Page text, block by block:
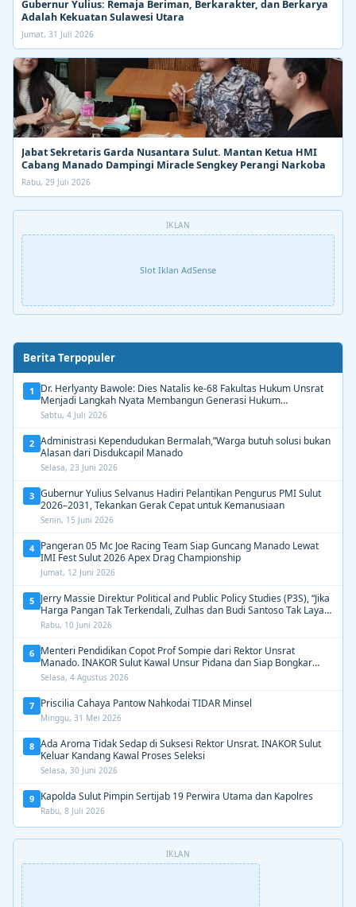
Gubernur Yulius: Remaja Beriman, Berkarakter, dan Berkarya
Adalah Kekuatan Sulawesi Utara
Jumat, 31 Juli 2026
Jabat Sekretaris Garda Nusantara Sulut. Mantan Ketua HMI
Cabang Manado Dampingi Miracle Sengkey Perangi Narkoba
Rabu, 29 Juli 2026
IKLAN
Slot Iklan AdSense
Berita Terpopuler
1
Dr. Herlyanty Bawole: Dies Natalis ke-68 Fakultas Hukum Unsrat
Menjadi Langkah Nyata Membangun Generasi Hukum
Berdampak
Sabtu, 4 Juli 2026
2 Administrasi Kependudukan Bermalah,”Warga butuh solusi bukan
Alasan dari Disdukcapil Manado
Selasa, 23 Juni 2026
3 Gubernur Yulius Selvanus Hadiri Pelantikan Pengurus PMI Sulut
2026–2031, Tekankan Gerak Cepat untuk Kemanusiaan
Senin, 15 Juni 2026
4 Pangeran 05 Mc Joe Racing Team Siap Guncang Manado Lewat
IMI Fest Sulut 2026 Apex Drag Championship
Jumat, 12 Juni 2026
5 Jerry Massie Direktur Political and Public Policy Studies (P3S), “Jika
Harga Pangan Tak Terkendali, Zulhas dan Budi Santoso Tak Layak
Dipertahankan”
Rabu, 10 Juni 2026
6 Menteri Pendidikan Copot Prof Sompie dari Rektor Unsrat
Manado. INAKOR Sulut Kawal Unsur Pidana dan Siap Bongkar
Aroma Busuk di Suksesi Rektor
Selasa, 4 Agustus 2026
7 Priscilia Cahaya Pantow Nahkodai TIDAR Minsel
Minggu, 31 Mei 2026
8 Ada Aroma Tidak Sedap di Suksesi Rektor Unsrat. INAKOR Sulut
Keluar Kandang Kawal Proses Seleksi
Selasa, 30 Juni 2026
9 Kapolda Sulut Pimpin Sertijab 19 Perwira Utama dan Kapolres
Rabu, 8 Juli 2026
IKLAN